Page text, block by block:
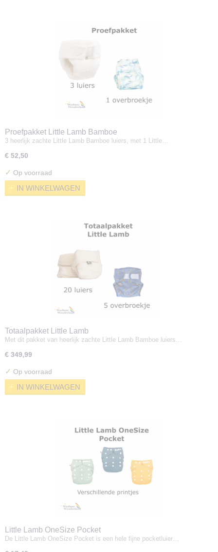
Proefpakket Little Lamb Bamboe
3 heerlijk zachte Little Lamb Bamboe luiers, met 1 Little…
€ 52,50
✓ Op voorraad
IN WINKELWAGEN
Totaalpakket Little Lamb
Met dit pakket van heerlijk zachte Little Lamb Bamboe luiers…
€ 349,99
✓ Op voorraad
IN WINKELWAGEN
Little Lamb OneSize Pocket
De Little Lamb OneSize Pocket is een hele fijne pocketluier…